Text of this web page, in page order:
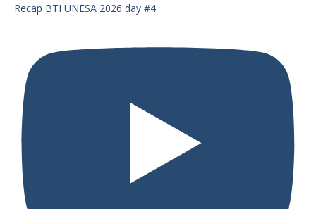
Recap BTI UNESA 2026 day #4